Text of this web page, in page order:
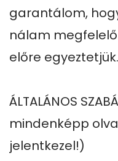
garantálom,
nálam
előre egyeztetjük.
ÁLTALÁNOS
mindenképp
jelentkezel!)